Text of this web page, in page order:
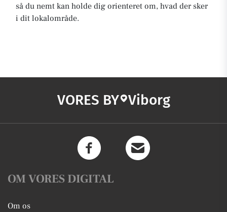
så du nemt kan holde dig orienteret om, hvad der sker
i dit lokalområde.
VORES BY Viborg
OM VORES DIGITAL
Om os